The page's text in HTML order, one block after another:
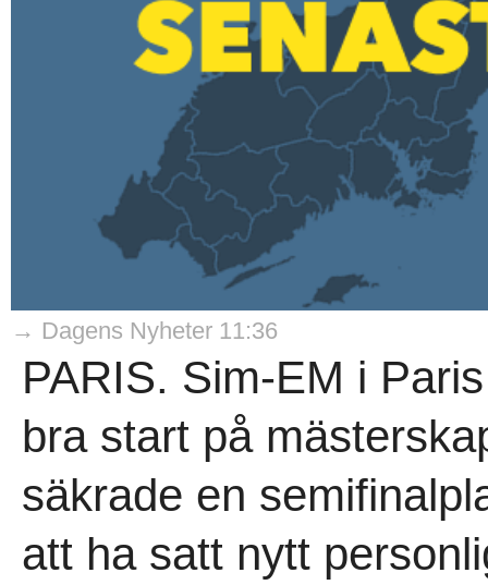
→ Dagens Nyheter 11:36
PARIS. Sim-EM i
bra start på
säkrade en
att ha satt nytt